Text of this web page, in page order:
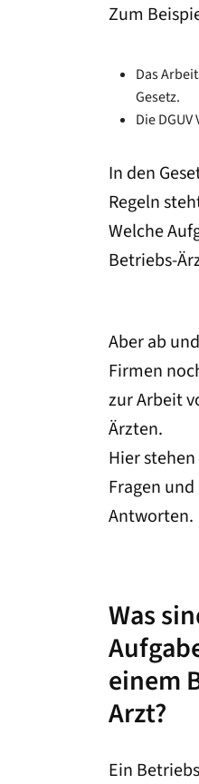
Zum
Das
Gesetz.
Die
In den
Regeln
Welche
Betriebs-
Aber ab
Firmen
zur Arbeit
Ärzten.
Hier
Fragen
Antworten.
Was
einem
Arzt?
Ein